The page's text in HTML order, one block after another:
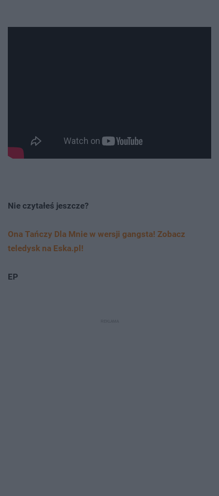
Nie czytałeś jeszcze?
Ona Tańczy Dla Mnie w wersji gangsta! Zobacz
teledysk na Eska.pl!
EP